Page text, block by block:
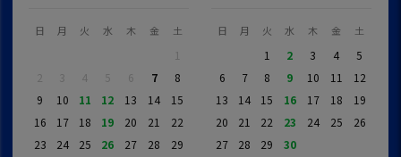
日 月 火 水 木 金 土
1
2
3 4 5 6 7
8
9
10 11 12 13 14
15
16
17 18 19 20 21
22
23
24 25 26 27 28
29
日 月 火 水 木 金 土
1 2 3 4
5
6
7 8 9 10 11
12
13
14 15 16 17 18
19
20
21 22 23 24 25
26
27
28 29 30